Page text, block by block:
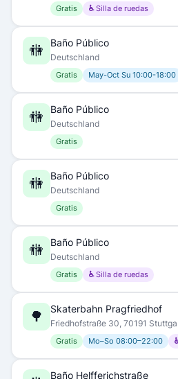
Gratis ♿ Silla de ruedas
🚻 Baño Público
Deutschland
Gratis May-Oct Su 10:00-18:00
🚻 Baño Público
Deutschland
Gratis
🚻 Baño Público
Deutschland
Gratis
🚻 Baño Público
Deutschland
Gratis ♿ Silla de ruedas
🌳 Skaterbahn Pragfriedhof
Friedhofstraße 30, 70191
Gratis Mo–So 08:00–22:00
Baño Helfferichstraße